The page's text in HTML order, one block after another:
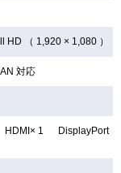
HD （ 1,920 × 1,080 ）
対応
1 DisplayPort